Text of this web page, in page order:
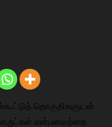
தொகுதிகளுடன்
என்பனவற்றை